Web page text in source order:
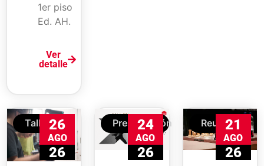
1er piso
Ed. AH.
Ver
detalle
Taller26
AGO
26
Presentación
24
AGO
26
Reunión
21
AGO
26